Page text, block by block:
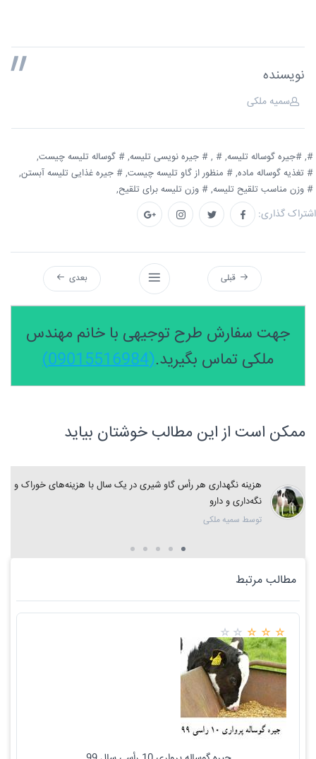
نویسنده
سمیه ملکی
#, #جیره گوساله تلیسه, # , # جیره نویسی تلیسه, # گوساله تلیسه چیست,
# تغذیه گوساله ماده, # منظور از گاو تلیسه چیست, # جیره غذایی تلیسه آبستن,
# وزن مناسب تلقیح تلیسه, # وزن تلیسه برای تلقیح,
اشتراک گذاری:
قبلی بعدی
جهت سفارش طرح توجیهی با خانم مهندس
ملکی تماس بگیرید.(09015516984)
ممکن است از این مطالب خوشتان بیاید
هزینه نگهداری هر رأس گاو شیری در یک سال با هزینه‌های خوراک و
نگه‌داری و دارو
توسط سمیه ملکی
مطالب مرتبط